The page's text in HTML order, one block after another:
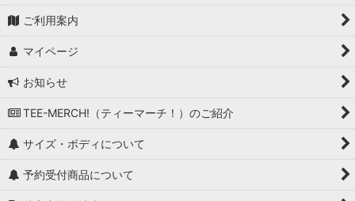
ご利用案内
マイページ
お知らせ
TEE-MERCH!（ティーマーチ！）のご紹介
サイズ・ボディについて
予約受付商品について